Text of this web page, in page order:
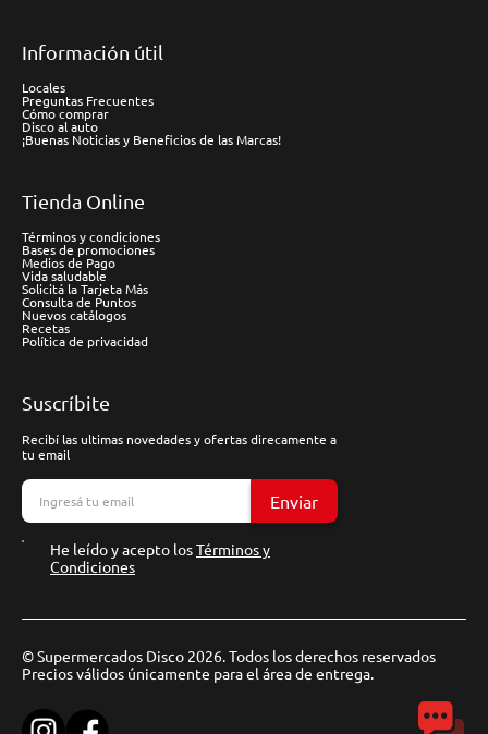
Información útil
Locales
Preguntas Frecuentes
Cómo comprar
Disco al auto
¡Buenas Noticias y Beneficios de las Marcas!
Tienda Online
Términos y condiciones
Bases de promociones
Medios de Pago
Vida saludable
Solicitá la Tarjeta Más
Consulta de Puntos
Nuevos catálogos
Recetas
Política de privacidad
Suscríbite
Recibí las ultimas novedades y ofertas direcamente a
tu email
Enviar
He leído y acepto losTérminos y
Condiciones
© Supermercados Disco 2026. Todos los derechos reservados
Precios válidos únicamente para el área de entrega.